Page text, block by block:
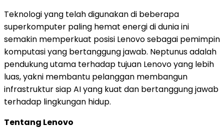
Teknologi yang telah digunakan di beberapa
superkomputer paling hemat energi di dunia ini
semakin memperkuat posisi Lenovo sebagai pemimpin
komputasi yang bertanggung jawab. Neptunus adalah
pendukung utama terhadap tujuan Lenovo yang lebih
luas, yakni membantu pelanggan membangun
infrastruktur siap AI yang kuat dan bertanggung jawab
terhadap lingkungan hidup.
Tentang Lenovo